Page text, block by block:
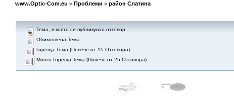
www.Optic-Com.eu > Проблеми > район Слатина
Тема, в която си публикувал отговор
Обикновена Тема
Гореща Тема (Повече от 15 Отговора)
Много Гореща Тема (Повече от 25 Отговора)